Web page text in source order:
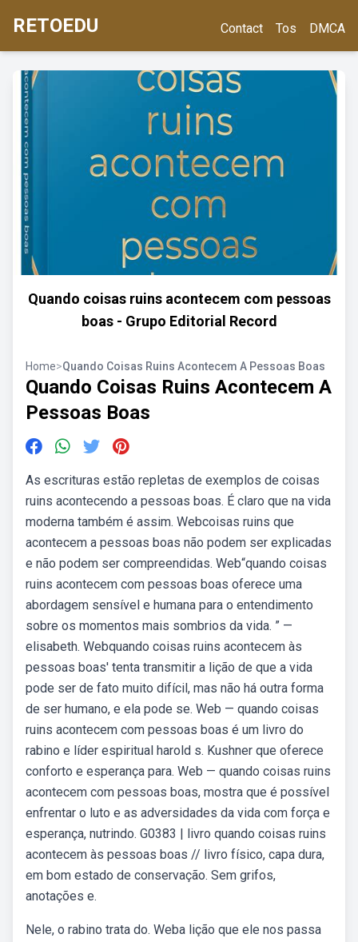
RETOEDU Contact Tos DMCA
Quando coisas ruins acontecem com pessoas
boas - Grupo Editorial Record
Home>Quando Coisas Ruins Acontecem A Pessoas Boas
Quando Coisas Ruins Acontecem A
Pessoas Boas
As escrituras estão repletas de exemplos de coisas
ruins acontecendo a pessoas boas. É claro que na vida
moderna também é assim. Webcoisas ruins que
acontecem a pessoas boas não podem ser explicadas
e não podem ser compreendidas. Web“quando coisas
ruins acontecem com pessoas boas oferece uma
abordagem sensível e humana para o entendimento
sobre os momentos mais sombrios da vida. ” —
elisabeth. Webquando coisas ruins acontecem às
pessoas boas' tenta transmitir a lição de que a vida
pode ser de fato muito difícil, mas não há outra forma
de ser humano, e ela pode se. Web — quando coisas
ruins acontecem com pessoas boas é um livro do
rabino e líder espiritual harold s. Kushner que oferece
conforto e esperança para. Web — quando coisas ruins
acontecem com pessoas boas, mostra que é possível
enfrentar o luto e as adversidades da vida com força e
esperança, nutrindo. G0383 | livro quando coisas ruins
acontecem às pessoas boas // livro físico, capa dura,
em bom estado de conservação. Sem grifos,
anotações e.
Nele, o rabino trata do. Weba lição que ele nos passa